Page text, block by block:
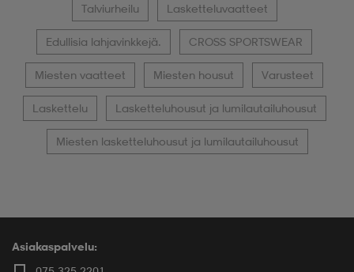
Talviurheilu Lasketteluvaatteet
Edullisia lahjavinkkejä. CROSS SPORTSWEAR
Miesten vaatteet Miesten housut Varusteet
Laskettelu Lasketteluhousut ja lumilautailuhousut
Miesten lasketteluhousut ja lumilautailuhousut
Asiakaspalvelu: